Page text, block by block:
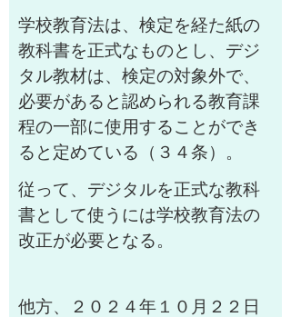
学校教育法は、検定を経た紙の
教科書を正式なものとし、デジ
タル教材は、検定の対象外で、
必要があると認められる教育課
程の一部に使用することができ
ると定めている（３４条）。
従って、デジタルを正式な教科
書として使うには学校教育法の
改正が必要となる。
他方、２０２４年１０月２２日